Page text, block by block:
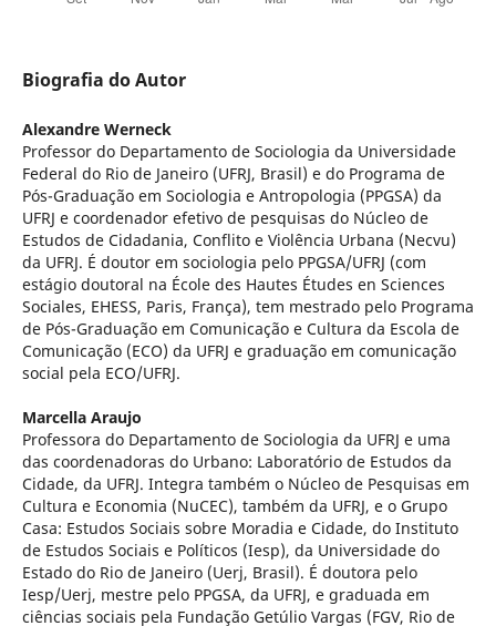
Biografia do Autor
Alexandre Werneck
Professor do Departamento de Sociologia da Universidade
Federal do Rio de Janeiro (UFRJ, Brasil) e do Programa de
Pós-Graduação em Sociologia e Antropologia (PPGSA) da
UFRJ e coordenador efetivo de pesquisas do Núcleo de
Estudos de Cidadania, Conflito e Violência Urbana (Necvu)
da UFRJ. É doutor em sociologia pelo PPGSA/UFRJ (com
estágio doutoral na École des Hautes Études en Sciences
Sociales, EHESS, Paris, França), tem mestrado pelo Programa
de Pós-Graduação em Comunicação e Cultura da Escola de
Comunicação (ECO) da UFRJ e graduação em comunicação
social pela ECO/UFRJ.
Marcella Araujo
Professora do Departamento de Sociologia da UFRJ e uma
das coordenadoras do Urbano: Laboratório de Estudos da
Cidade, da UFRJ. Integra também o Núcleo de Pesquisas em
Cultura e Economia (NuCEC), também da UFRJ, e o Grupo
Casa: Estudos Sociais sobre Moradia e Cidade, do Instituto
de Estudos Sociais e Políticos (Iesp), da Universidade do
Estado do Rio de Janeiro (Uerj, Brasil). É doutora pelo
Iesp/Uerj, mestre pelo PPGSA, da UFRJ, e graduada em
ciências sociais pela Fundação Getúlio Vargas (FGV, Rio de